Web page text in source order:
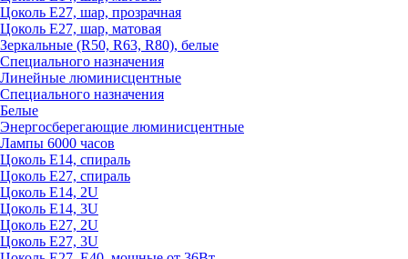
Цоколь Е27, шар, прозрачная
Цоколь Е27, шар, матовая
Зеркальные (R50, R63, R80), белые
Специального назначения
Линейные люминисцентные
Специального назначения
Белые
Энергосберегающие люминисцентные
Лампы 6000 часов
Цоколь Е14, спираль
Цоколь Е27, спираль
Цоколь Е14, 2U
Цоколь Е14, 3U
Цоколь Е27, 2U
Цоколь Е27, 3U